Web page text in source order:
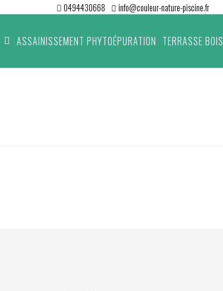
0494430668 info@couleur-nature-piscine.fr
ASSAINISSEMENT PHYTOÉPURATION TERRASSE BOIS